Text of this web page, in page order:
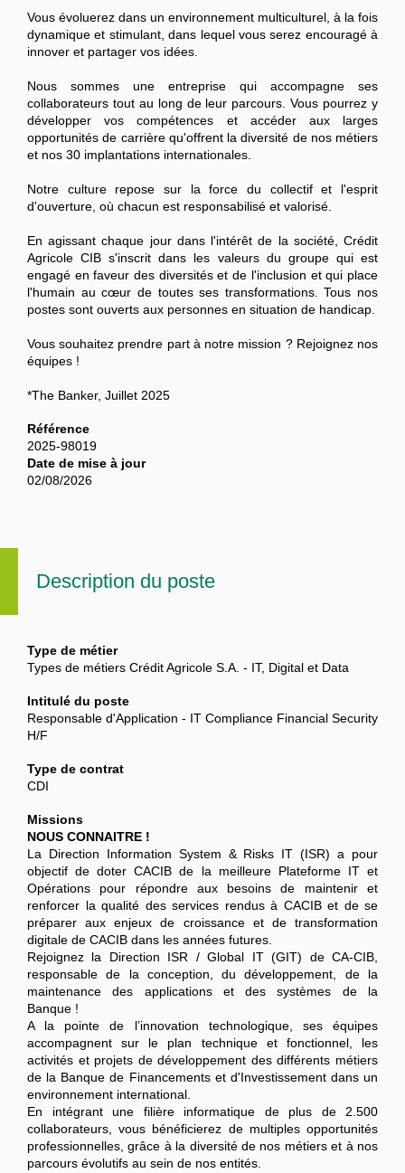
Description du poste
Type de métier
Types de métiers Crédit Agricole S.A. - IT, Digital et Data
Intitulé du poste
Responsable d'Application - IT Compliance Financial Security
H/F
Type de contrat
CDI
Missions
NOUS CONNAITRE !
La Direction Information System & Risks IT (ISR) a pour
objectif de doter CACIB de la meilleure Plateforme IT et
Opérations pour répondre aux besoins de maintenir et
renforcer la qualité des services rendus à CACIB et de se
préparer aux enjeux de croissance et de transformation
digitale de CACIB dans les années futures.
Rejoignez la Direction ISR / Global IT (GIT) de CA-CIB,
responsable de la conception, du développement, de la
maintenance des applications et des systèmes de la
Banque !
A la pointe de l’innovation technologique, ses équipes
accompagnent sur le plan technique et fonctionnel, les
activités et projets de développement des différents métiers
de la Banque de Financements et d'Investissement dans un
environnement international.
En intégrant une filière informatique de plus de 2.500
collaborateurs, vous bénéficierez de multiples opportunités
professionnelles, grâce à la diversité de nos métiers et à nos
parcours évolutifs au sein de nos entités.
Vous évoluerez dans un environnement multiculturel, à la fois
dynamique et stimulant, dans lequel vous serez encouragé à
innover et partager vos idées.
Nous sommes une entreprise qui accompagne ses
collaborateurs tout au long de leur parcours. Vous pourrez y
développer vos compétences et accéder aux larges
opportunités de carrière qu'offrent la diversité de nos métiers
et nos 30 implantations internationales.
Notre culture repose sur la force du collectif et l'esprit
d'ouverture, où chacun est responsabilisé et valorisé.
En agissant chaque jour dans l'intérêt de la société, Crédit
Agricole CIB s'inscrit dans les valeurs du groupe qui est
engagé en faveur des diversités et de l'inclusion et qui place
l'humain au cœur de toutes ses transformations. Tous nos
postes sont ouverts aux personnes en situation de handicap.
Vous souhaitez prendre part à notre mission ? Rejoignez nos
équipes !
*The Banker, Juillet 2025
Référence
2025-98019
Date de mise à jour
02/08/2026